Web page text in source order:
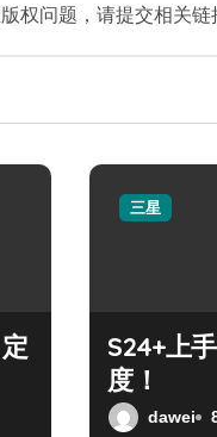
权问题，请提交相关
三星
S24+上
度！
dawei